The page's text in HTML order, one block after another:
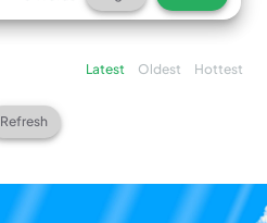
Latest Oldest Hottest
Refresh